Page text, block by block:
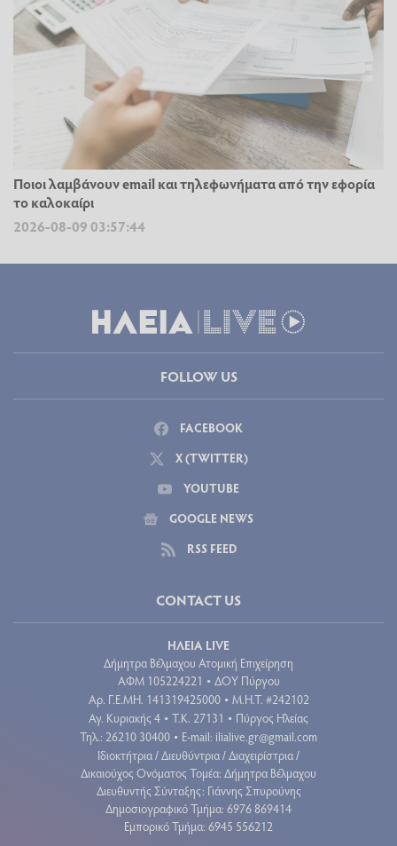
Ποιοι λαμβάνουν email και τηλεφωνήματα από την εφορία
το καλοκαίρι
2026-08-09 03:57:44
FOLLOW US
FACEBOOK
X (TWITTER)
YOUTUBE
GOOGLE NEWS
RSS FEED
CONTACT US
ΗΛΕΙΑ LIVE
Δήμητρα Βέλμαχου Ατομική Επιχείρηση
ΑΦΜ 105224221 • ΔΟΥ Πύργου
Aρ. Γ.Ε.ΜΗ. 141319425000 • Μ.Η.Τ. #242102
Αγ. Κυριακής 4 • Τ.Κ. 27131 • Πύργος Ηλείας
Τηλ.: 26210 30400 • E-mail: ilialive.gr@gmail.com
Ιδιοκτήτρια / Διευθύντρια / Διαχειρίστρια /
Δικαιούχος Ονόματος Τομέα: Δήμητρα Βέλμαχου
Διευθυντής Σύνταξης: Γιάννης Σπυρούνης
Δημοσιογραφικό Τμήμα: 6976 869414
Εμπορικό Τμήμα: 6945 556212